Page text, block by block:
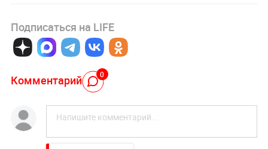
Подписаться на LIFE
Комментарий 0